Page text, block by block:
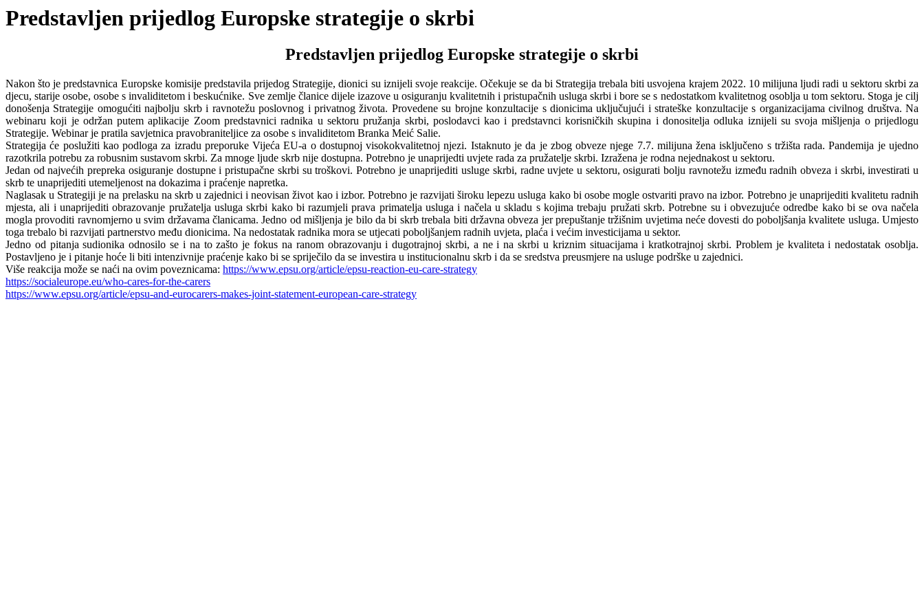
Predstavljen prijedlog Europske strategije o skrbi
Predstavljen prijedlog Europske strategije o skrbi
Nakon što je predstavnica Europske komisije predstavila prijedog Strategije, dionici su iznijeli svoje reakcije. Očekuje se da bi Strategija trebala biti usvojena krajem 2022. 10 milijuna ljudi radi u sektoru skrbi za
djecu, starije osobe, osobe s invaliditetom i beskućnike. Sve zemlje članice dijele izazove u osiguranju kvalitetnih i pristupačnih usluga skrbi i bore se s nedostatkom kvalitetnog osoblja u tom sektoru. Stoga je cilj
donošenja Strategije omogućiti najbolju skrb i ravnotežu poslovnog i privatnog života. Provedene su brojne konzultacije s dionicima uključujući i strateške konzultacije s organizacijama civilnog društva. Na
webinaru koji je održan putem aplikacije Zoom predstavnici radnika u sektoru pružanja skrbi, poslodavci kao i predstavnci korisničkih skupina i donositelja odluka iznijeli su svoja mišljenja o prijedlogu
Strategije. Webinar je pratila savjetnica pravobraniteljice za osobe s invaliditetom Branka Meić Salie.
Strategija će poslužiti kao podloga za izradu preporuke Vijeća EU-a o dostupnoj visokokvalitetnoj njezi. Istaknuto je da je zbog obveze njege 7.7. milijuna žena isključeno s tržišta rada. Pandemija je ujedno
razotkrila potrebu za robusnim sustavom skrbi. Za mnoge ljude skrb nije dostupna. Potrebno je unaprijedti uvjete rada za pružatelje skrbi. Izražena je rodna nejednakost u sektoru.
Jedan od najvećih prepreka osiguranje dostupne i pristupačne skrbi su troškovi. Potrebno je unaprijediti usluge skrbi, radne uvjete u sektoru, osigurati bolju ravnotežu između radnih obveza i skrbi, investirati u
skrb te unaprijediti utemeljenost na dokazima i praćenje napretka.
Naglasak u Strategiji je na prelasku na skrb u zajednici i neovisan život kao i izbor. Potrebno je razvijati široku lepezu usluga kako bi osobe mogle ostvariti pravo na izbor. Potrebno je unaprijediti kvalitetu radnih
mjesta, ali i unaprijediti obrazovanje pružatelja usluga skrbi kako bi razumjeli prava primatelja usluga i načela u skladu s kojima trebaju pružati skrb. Potrebne su i obvezujuće odredbe kako bi se ova načela
mogla provoditi ravnomjerno u svim državama članicama. Jedno od mišljenja je bilo da bi skrb trebala biti državna obveza jer prepuštanje tržišnim uvjetima neće dovesti do poboljšanja kvalitete usluga. Umjesto
toga trebalo bi razvijati partnerstvo među dionicima. Na nedostatak radnika mora se utjecati poboljšanjem radnih uvjeta, plaća i većim investicijama u sektor.
Jedno od pitanja sudionika odnosilo se i na to zašto je fokus na ranom obrazovanju i dugotrajnoj skrbi, a ne i na skrbi u kriznim situacijama i kratkotrajnoj skrbi. Problem je kvaliteta i nedostatak osoblja.
Postavljeno je i pitanje hoće li biti intenzivnije praćenje kako bi se spriječilo da se investira u institucionalnu skrb i da se sredstva preusmjere na usluge podrške u zajednici.
Više reakcija može se naći na ovim poveznicama: https://www.epsu.org/article/epsu-reaction-eu-care-strategy
https://socialeurope.eu/who-cares-for-the-carers
https://www.epsu.org/article/epsu-and-eurocarers-makes-joint-statement-european-care-strategy